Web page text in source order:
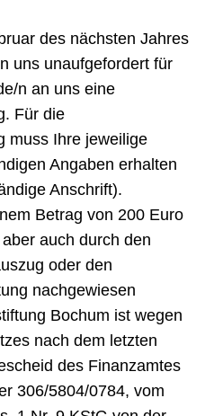
ist zur Erfüllung
auf die finanzielle
und/oder
die den Tierschutz
007 419 013
des nächsten Jahres
uns unaufgefordert für
n an uns eine
Für die
muss Ihre jeweilige